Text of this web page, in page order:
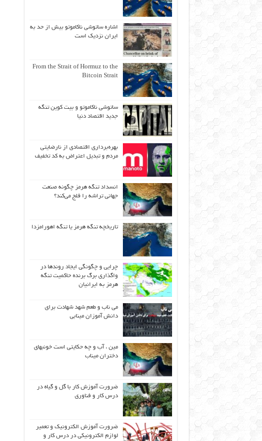
اشاره ساتوشی ناکاموتو بیش از حد به
ایران نزدیک است
From the Strait of Hormuz to the
Bitcoin Strait
ساتوشی ناکاموتو و بیت کوین تنگه
جدید اقتصاد دنیا
بهره‌برداری اقتصادی از نارضایتی
مردم و تبدیل اعتراض به کد تخفیف
انسداد تنگه هرمز چگونه صنعت
جهانی تراشه را فلج می‌کند؟
تاریخچه تنگه هرمز یا تنگه اهورامزدا
چرایی و چگونگی ایجاد روندها در
واگذاری برگ برنده حاکمیت تنگه
هرمز به ایرانیان
می ناب و طعم شهد شهادت برای
دانش آموزان مینابی
مین ، آب و چه حکایتی است خونبهای
دختران میناب
ضرورت آموزش کار با گل و گیاه در
درس کار و فناوری
ضرورت آموزش الکترونیک و تعمیر
لوازم الکترونیکی در درس کار و